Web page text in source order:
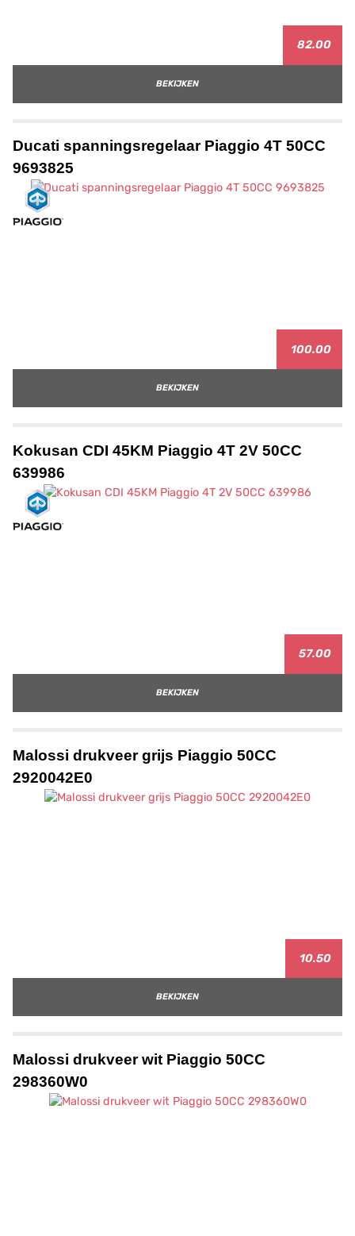
82.00
BEKIJKEN
Ducati spanningsregelaar Piaggio 4T 50CC
9693825
100.00
BEKIJKEN
Kokusan CDI 45KM Piaggio 4T 2V 50CC
639986
57.00
BEKIJKEN
Malossi drukveer grijs Piaggio 50CC
2920042E0
10.50
BEKIJKEN
Malossi drukveer wit Piaggio 50CC
298360W0